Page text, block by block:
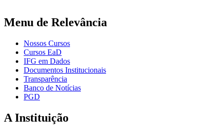
Menu de Relevância
Nossos Cursos
Cursos EaD
IFG em Dados
Documentos Institucionais
Transparência
Banco de Notícias
PGD
A Instituição